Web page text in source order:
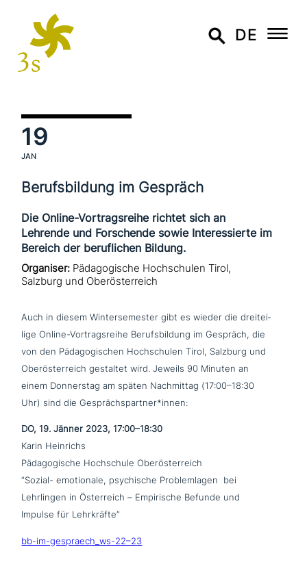
DE
19
JAN
Berufsbildung im Gespräch
Die Online-Vortragsreihe richtet sich an
Lehrende und Forschende sowie Interessierte im
Bereich der beruflichen Bildung.
Organiser: Pädagogische Hochschulen Tirol,
Salzburg und Oberösterreich
Auch in diesem Wintersemester gibt es wieder die drei­tei­
li­ge Online-Vortragsreihe Berufsbildung im Gespräch, die
von den Pädagogischen Hochschulen Tirol, Salzburg und
Oberösterreich gestaltet wird. Jeweils 90 Minuten an
einem Donnerstag am späten Nachmittag (17:00–18:30
Uhr) sind die Gesprächspartner*innen:
DO, 19. Jänner 2023, 17:00–18:30
Karin Heinrichs
Pädagogische Hochschule Oberösterreich
“Sozial- emo­tio­na­le, psy­chi­sche Problemlagen bei
Lehrlingen in Österreich – Empirische Befunde und
Impulse für Lehrkräfte”
bb-im-gespraech_ws-22–23